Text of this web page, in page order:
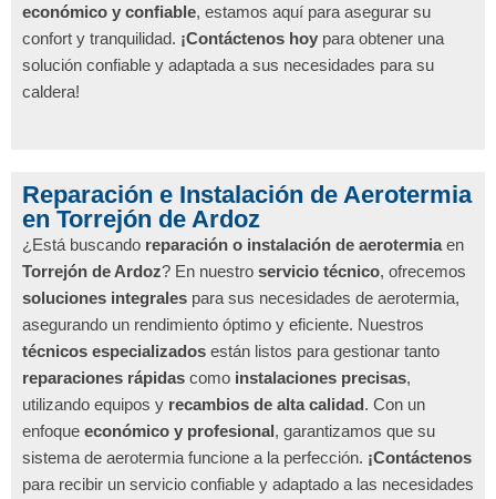
económico y confiable, estamos aquí para asegurar su
confort y tranquilidad. ¡Contáctenos hoy para obtener una
solución confiable y adaptada a sus necesidades para su
caldera!
Reparación e Instalación de Aerotermia
en Torrejón de Ardoz
¿Está buscando reparación o instalación de aerotermiaen
Torrejón de Ardoz? En nuestro servicio técnico, ofrecemos
soluciones integrales para sus necesidades de aerotermia,
asegurando un rendimiento óptimo y eficiente. Nuestros
técnicos especializados están listos para gestionar tanto
reparaciones rápidas como instalaciones precisas,
utilizando equipos y recambios de alta calidad. Con un
enfoque económico y profesional, garantizamos que su
sistema de aerotermia funcione a la perfección. ¡Contáctenos
para recibir un servicio confiable y adaptado a las necesidades